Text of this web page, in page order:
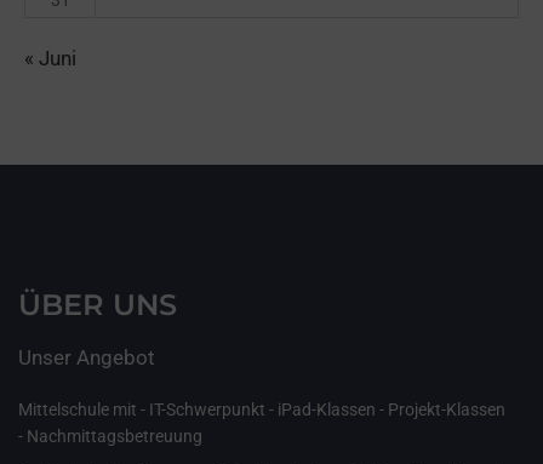
« Juni
ÜBER UNS
Unser Angebot
Mittelschule mit - IT-Schwerpunkt - iPad-Klassen - Projekt-Klassen
- Nachmittagsbetreuung